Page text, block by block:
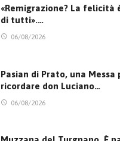
«Remigrazione? La felicità
di tutti».…
06/08/2026
Pasian di Prato, una Messa
ricordare don Luciano…
06/08/2026